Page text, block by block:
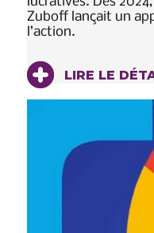
Zuboff lançait un
l’action.
LIRE LE